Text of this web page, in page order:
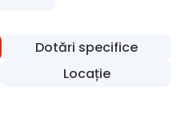
Dotări specifice
Locație